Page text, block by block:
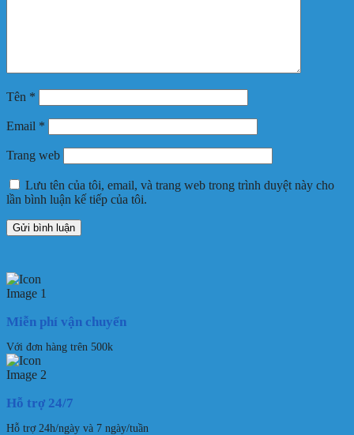
Tên *
Email *
Trang web
Lưu tên của tôi, email, và trang web trong trình duyệt này cho
lần bình luận kế tiếp của tôi.
Miễn phí vận chuyển
Với đơn hàng trên 500k
Hỗ trợ 24/7
Hỗ trợ 24h/ngày và 7 ngày/tuần